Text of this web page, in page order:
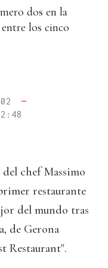
dos en la
los cinco
—
chef Massimo
restaurante
del mundo tras
de Gerona
Restaurant".